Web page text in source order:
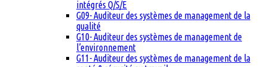
intégrés Q/S/E
G09- Auditeur des systèmes de management de la
qualité
G10- Auditeur des systèmes de management de
l’environnement
G11- Auditeur des systèmes de management de la